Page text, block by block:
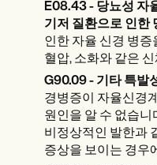
E08.43 - 당뇨성 자
기저 질환으로 인한
인한 자율 신경 병
혈압, 소화와 같은
G90.09 - 기타 특발
경병증이 자율신경
원인을 알 수 없습
비정상적인 발한과
증상을 보이는 경우